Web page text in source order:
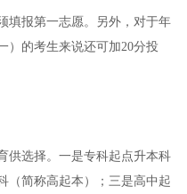
填报第一志愿。另外，对于年
）的考生来说还可加20分投
供选择。一是专科起点升本科
（简称高起本）；三是高中起